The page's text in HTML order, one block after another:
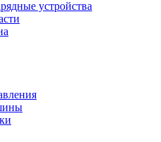
устройства